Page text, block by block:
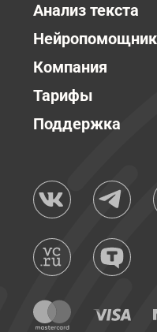
Анализ текста
Нейропомощник
Компания
Тарифы
Поддержка